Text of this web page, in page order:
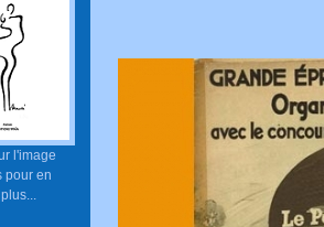
l'image
pour en